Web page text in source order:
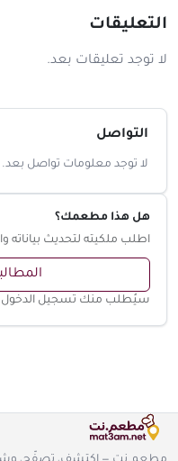
التعليقات
لا توجد تعليقات بعد.
التواصل
لا توجد معلومات تواصل بعد.
هل هذا مطعمك؟
اطلب ملكيته لتحديث بياناته
سيُطلب منك تسجيل الدخول